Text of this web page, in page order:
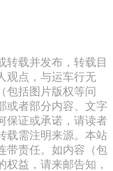
转载并发布，转载目
观点，与运车行无
包括图片版权等问
或者部分内容、文字
保证或承诺，请读者
载需注明来源。本站
带责任。如内容（包
益，请来邮告知，